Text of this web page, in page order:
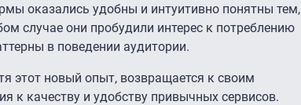
оказались удобны и интуитивно понятны тем,
случае они пробудили интерес к потреблению
в поведении аудитории.
этот новый опыт, возвращается к своим
качеству и удобству привычных сервисов.